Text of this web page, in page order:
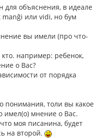
для объяснения, в идеале
manĝi или vidi, но бум
вы имели (про что-
например: ребенок,
о Вас?
от порядка
понимания, толи вы какое
имел(о) мнение о Вас.
моя писанина, будет
на второй.